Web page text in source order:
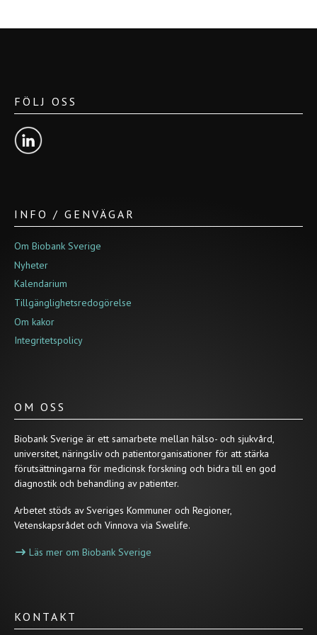
FÖLJ OSS
INFO / GENVÄGAR
Om Biobank Sverige
Nyheter
Kalendarium
Tillgänglighetsredogörelse
Om kakor
Integritetspolicy
OM OSS
Biobank Sverige är ett samarbete mellan hälso- och sjukvård,
universitet, näringsliv och patientorganisationer för att stärka
förutsättningarna för medicinsk forskning och bidra till en god
diagnostik och behandling av patienter.
Arbetet stöds av Sveriges Kommuner och Regioner,
Vetenskapsrådet och Vinnova via Swelife.
Läs mer om Biobank Sverige
KONTAKT